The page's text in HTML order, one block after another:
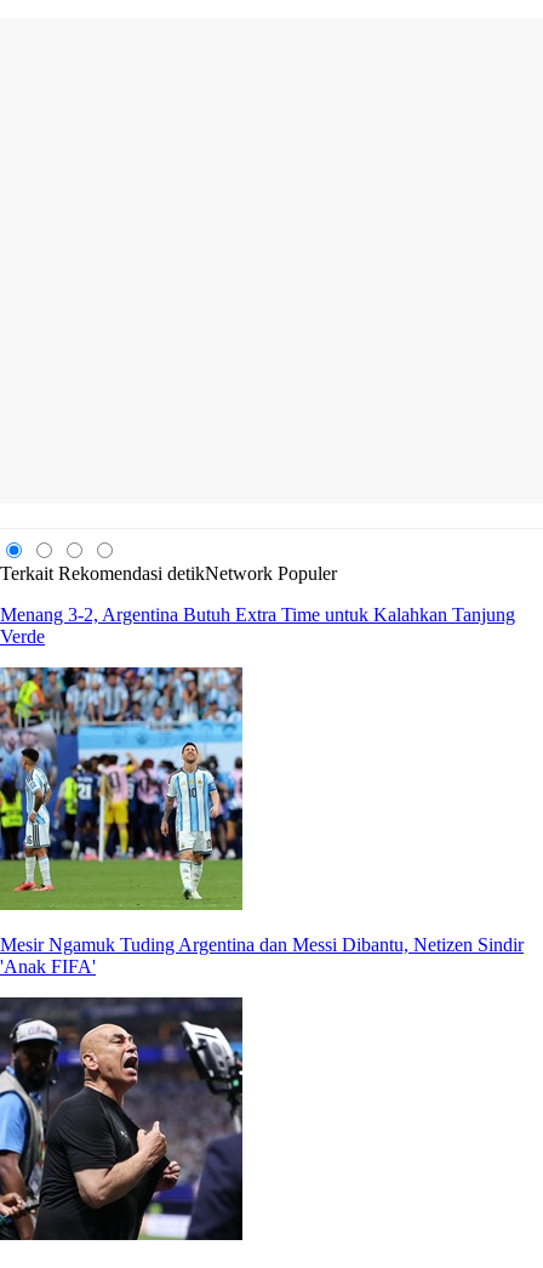
Terkait Rekomendasi detikNetwork Populer
Menang 3-2, Argentina Butuh Extra Time untuk Kalahkan Tanjung
Verde
Mesir Ngamuk Tuding Argentina dan Messi Dibantu, Netizen Sindir
'Anak FIFA'